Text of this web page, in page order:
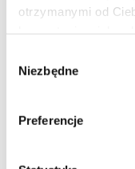
otrzymanymi od
zgody
Niezbędne
Preferencje
DIABEŁ
Emily i Nigela Meryl
Tucci powracają na
eleganckich biur
całe pokolenie.